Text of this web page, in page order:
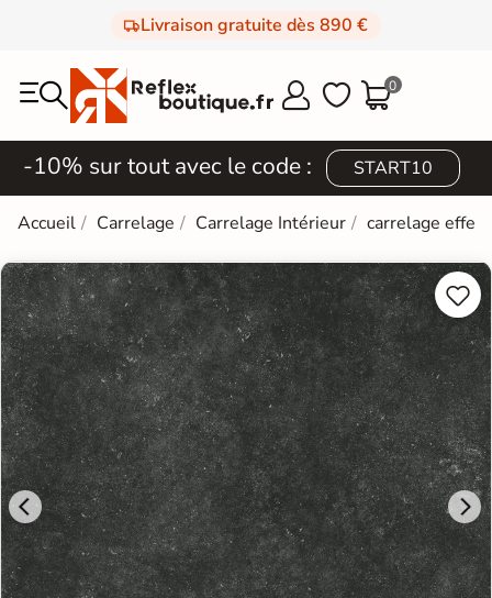
Livraison gratuite dès 890 €
  0
-10% sur tout avec le code : START10
Accueil Carrelage Carrelage Intérieur carrelage effet

